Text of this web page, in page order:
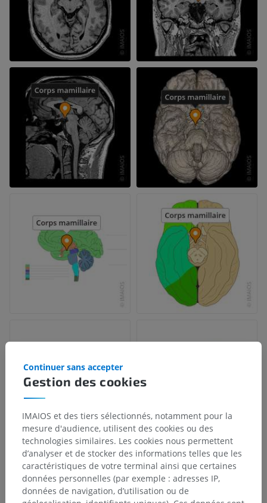
Gestion des cookies
Continuer sans accepter
IMAIOS et des tiers sélectionnés, notamment pour la
mesure d'audience, utilisent des cookies ou des
technologies similaires. Les cookies nous permettent
d’analyser et de stocker des informations telles que les
caractéristiques de votre terminal ainsi que certaines
données personnelles (par exemple : adresses IP,
données de navigation, d’utilisation ou de